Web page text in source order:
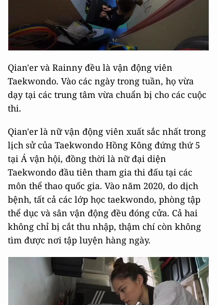
Qian'er và Rainny đều là vận động viên
Taekwondo. Vào các ngày trong tuần, họ vừa
dạy tại các trung tâm vừa chuẩn bị cho các cuộc
thi.
Qian'er là nữ vận động viên xuất sắc nhất trong
lịch sử của Taekwondo Hồng Kông đứng thứ 5
tại Á vận hội, đồng thời là nữ đại diện
Taekwondo đầu tiên tham gia thi đấu tại các
môn thể thao quốc gia. Vào năm 2020, do dịch
bệnh, tất cả các lớp học taekwondo, phòng tập
thể dục và sân vận động đều đóng cửa. Cả hai
không chỉ bị cắt thu nhập, thậm chí còn không
tìm được nơi tập luyện hàng ngày.